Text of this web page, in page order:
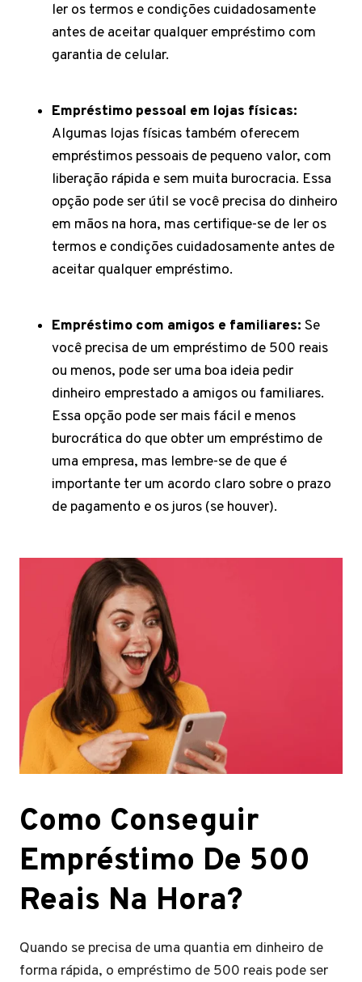
ler os termos e condições cuidadosamente
antes de aceitar qualquer empréstimo com
garantia de celular.
Empréstimo pessoal em lojas físicas:
Algumas lojas físicas também oferecem
empréstimos pessoais de pequeno valor, com
liberação rápida e sem muita burocracia. Essa
opção pode ser útil se você precisa do dinheiro
em mãos na hora, mas certifique-se de ler os
termos e condições cuidadosamente antes de
aceitar qualquer empréstimo.
Empréstimo com amigos e familiares: Se
você precisa de um empréstimo de 500 reais
ou menos, pode ser uma boa ideia pedir
dinheiro emprestado a amigos ou familiares.
Essa opção pode ser mais fácil e menos
burocrática do que obter um empréstimo de
uma empresa, mas lembre-se de que é
importante ter um acordo claro sobre o prazo
de pagamento e os juros (se houver).
Como Conseguir
Empréstimo De 500
Reais Na Hora?
Quando se precisa de uma quantia em dinheiro de
forma rápida, o empréstimo de 500 reais pode ser